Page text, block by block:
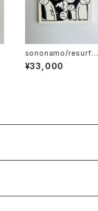
sononamo/resurfac
ed
¥33,000